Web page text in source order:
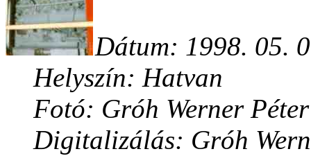
Dátum: 1998. 05.
Helyszín: Hatvan
Fotó: Gróh Werner Péter
Digitalizálás: Gróh